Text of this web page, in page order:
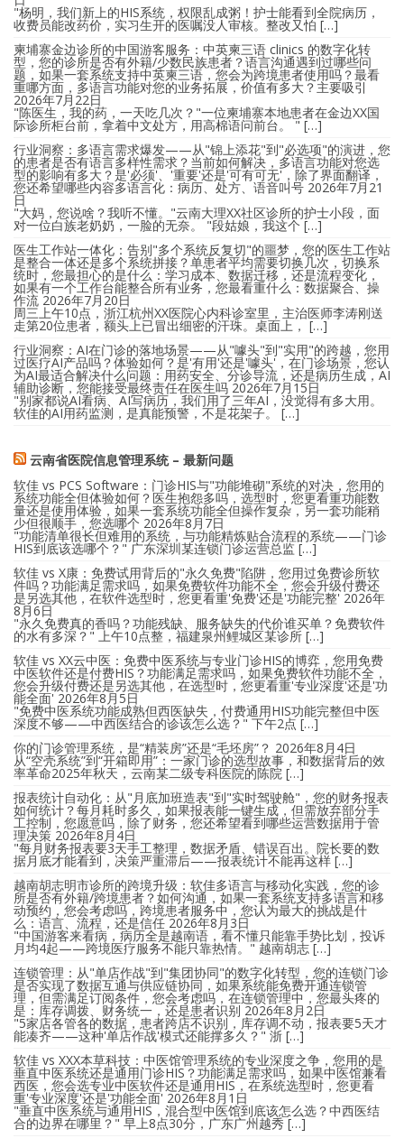
"杨明，我们新上的HIS系统，权限乱成粥！护士能看到全院病历，
收费员能改药价，实习生开的医嘱没人审核。整改又怕 […]
柬埔寨金边诊所的中国游客服务：中英柬三语 clinics 的数字化转
型，您的诊所是否有外籍/少数民族患者？语言沟通遇到过哪些问
题，如果一套系统支持中英柬三语，您会为跨境患者使用吗？最看
重哪方面，多语言功能对您的业务拓展，价值有多大？主要吸引
2026年7月22日
"陈医生，我的药，一天吃几次？"一位柬埔寨本地患者在金边XX国
际诊所柜台前，拿着中文处方，用高棉语问前台。 " […]
行业洞察：多语言需求爆发——从"锦上添花"到"必选项"的演进，您
的患者是否有语言多样性需求？当前如何解决，多语言功能对您选
型的影响有多大？是'必须'、'重要'还是'可有可无'，除了界面翻译，
您还希望哪些内容多语言化：病历、处方、语音叫号 2026年7月21
日
"大妈，您说啥？我听不懂。"云南大理XX社区诊所的护士小段，面
对一位白族老奶奶，一脸的无奈。 "段姑娘，我这个 […]
医生工作站一体化：告别"多个系统反复切"的噩梦，您的医生工作站
是整合一体还是多个系统拼接？单患者平均需要切换几次，切换系
统时，您最担心的是什么：学习成本、数据迁移，还是流程变化，
如果有一个工作台能整合所有业务，您最看重什么：数据聚合、操
作流 2026年7月20日
周三上午10点，浙江杭州XX医院心内科诊室里，主治医师李涛刚送
走第20位患者，额头上已冒出细密的汗珠。桌面上， […]
行业洞察：AI在门诊的落地场景——从"噱头"到"实用"的跨越，您用
过医疗AI产品吗？体验如何？是'有用'还是'噱头'，在门诊场景，您认
为AI最适合解决什么问题：用药安全、分诊导流，还是病历生成，AI
辅助诊断，您能接受最终责任在医生吗 2026年7月15日
"别家都说AI看病、AI写病历，我们用了三年AI，没觉得有多大用。
软佳的AI用药监测，是真能预警，不是花架子。 […]
云南省医院信息管理系统 – 最新问题
软佳 vs PCS Software：门诊HIS与"功能堆砌"系统的对决，您用的
系统功能全但体验如何？医生抱怨多吗，选型时，您更看重功能数
量还是使用体验，如果一套系统功能全但操作复杂，另一套功能稍
少但很顺手，您选哪个 2026年8月7日
"功能清单很长但难用的系统，与功能精炼贴合流程的系统——门诊
HIS到底该选哪个？" 广东深圳某连锁门诊运营总监 […]
软佳 vs X康：免费试用背后的"永久免费"陷阱，您用过免费诊所软
件吗？功能满足需求吗，如果免费软件功能不全，您会升级付费还
是另选其他，在软件选型时，您更看重'免费'还是'功能完整' 2026年
8月6日
"永久免费真的香吗？功能残缺、服务缺失的代价谁买单？免费软件
的水有多深？" 上午10点整，福建泉州鲤城区某诊所 […]
软佳 vs XX云中医：免费中医系统与专业门诊HIS的博弈，您用免费
中医软件还是付费HIS？功能满足需求吗，如果免费软件功能不全，
您会升级付费还是另选其他，在选型时，您更看重'专业深度'还是'功
能全面' 2026年8月5日
"免费中医系统功能成熟但西医缺失，付费通用HIS功能完整但中医
深度不够——中西医结合的诊该怎么选？" 下午2点 […]
你的门诊管理系统，是“精装房”还是“毛坯房”？ 2026年8月4日
从“空壳系统”到“开箱即用”：一家门诊的选型故事，和数据背后的效
率革命2025年秋天，云南某二级专科医院的陈院 […]
报表统计自动化：从"月底加班造表"到"实时驾驶舱"，您的财务报表
如何统计？每月耗时多久，如果报表能一键生成，但需放弃部分手
工控制，您愿意吗，除了财务，您还希望看到哪些运营数据用于管
理决策 2026年8月4日
"每月财务报表要3天手工整理，数据矛盾、错误百出。院长要的数
据月底才能看到，决策严重滞后——报表统计不能再这样 […]
越南胡志明市诊所的跨境升级：软佳多语言与移动化实践，您的诊
所是否有外籍/跨境患者？如何沟通，如果一套系统支持多语言和移
动预约，您会考虑吗，跨境患者服务中，您认为最大的挑战是什
么：语言、流程，还是信任 2026年8月3日
"中国游客来看病，病历全是越南语，看不懂只能靠手势比划，投诉
月均4起——跨境医疗服务不能只靠热情。" 越南胡志 […]
连锁管理：从"单店作战"到"集团协同"的数字化转型，您的连锁门诊
是否实现了数据互通与供应链协同，如果系统能免费开通连锁管
理，但需满足订阅条件，您会考虑吗，在连锁管理中，您最头疼的
是：库存调拨、财务统一，还是患者识别 2026年8月2日
"5家店各管各的数据，患者跨店不识别，库存调不动，报表要5天才
能凑齐——这种'单店作战'模式还能撑多久？" 浙 […]
软佳 vs XXX本草科技：中医馆管理系统的专业深度之争，您用的是
垂直中医系统还是通用门诊HIS？功能满足需求吗，如果中医馆兼看
西医，您会选专业中医软件还是通用HIS，在系统选型时，您更看
重'专业深度'还是'功能全面' 2026年8月1日
"垂直中医系统与通用HIS，混合型中医馆到底该怎么选？中西医结
合的边界在哪里？" 早上8点30分，广东广州越秀 […]